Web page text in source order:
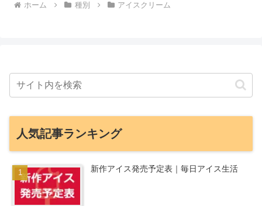
ホーム 種別 アイスクリーム
人気記事ランキング
新作アイス発売予定表｜毎日アイス生活